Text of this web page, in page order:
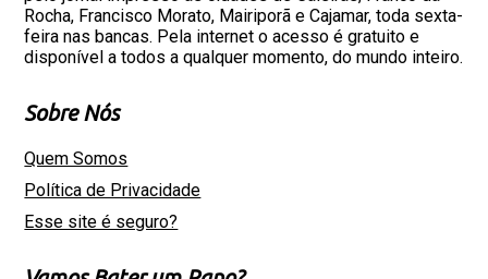
Rocha, Francisco Morato, Mairiporã e Cajamar, toda sexta-
feira nas bancas. Pela internet o acesso é gratuito e
disponível a todos a qualquer momento, do mundo inteiro.
Sobre Nós
Quem Somos
Política de Privacidade
Esse site é seguro?